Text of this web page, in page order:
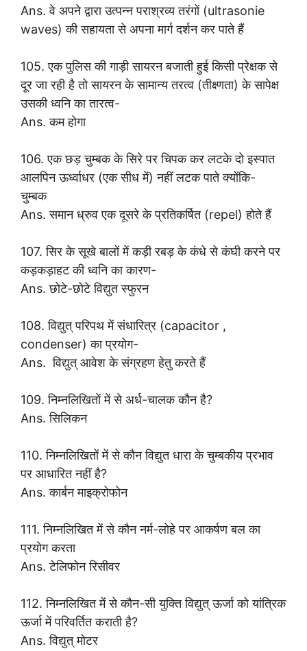
Ans. वे अपने द्वारा उत्पन्न पराश्रव्य तरंगों (ultrasonie
waves) की सहायता से अपना मार्ग दर्शन कर पाते हैं
105. एक पुलिस की गाड़ी सायरन बजाती हुई किसी प्रेक्षक से
दूर जा रही है तो सायरन के सामान्य तरत्व (तीक्ष्णता) के सापेक्ष
उसकी ध्वनि का तारत्व-
Ans. कम होगा
106. एक छड़ चुम्बक के सिरे पर चिपक कर लटके दो इस्पात
आलपिन ऊर्ध्वाधर (एक सीध में) नहीं लटक पाते क्योंकि-
चुम्बक
Ans. समान ध्रुव एक दूसरे के प्रतिकर्षित (repel) होते हैं
107. सिर के सूखे बालों में कड़ी रबड़ के कंधे से कंघी करने पर
कड़कड़ाहट की ध्वनि का कारण-
Ans. छोटे-छोटे विद्युत स्फुरन
108. विद्युत् परिपथ में संधारित्र (capacitor ,
condenser) का प्रयोग-
Ans. विद्युत् आवेश के संग्रहण हेतु करते हैं
109. निम्नलिखितों में से अर्ध-चालक कौन है?
Ans. सिलिकन
110. निम्नलिखितों में से कौन विद्युत धारा के चुम्बकीय प्रभाव
पर आधारित नहीं है?
Ans. कार्बन माइक्रोफोन
111. निम्नलिखित में से कौन नर्म-लोहे पर आकर्षण बल का
प्रयोग करता
Ans. टेलिफोन रिसीवर
112. निम्नलिखित में से कौन-सी युक्ति विद्युत् ऊर्जा को यांत्रिक
ऊर्जा में परिवर्तित कराती है?
Ans. विद्युत् मोटर